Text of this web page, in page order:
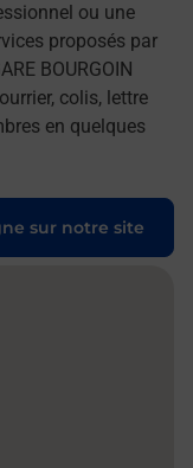
ou une
proposés par
BOURGOIN
colis, lettre
en quelques
sur notre site